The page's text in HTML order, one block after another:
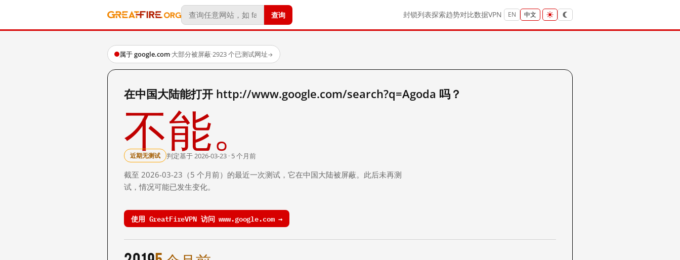
查询 封锁列表探索趋势对比数据VPN EN 中文
属于 google.com·大部分被屏蔽·2923 个已测试网址→
在中国大陆能打开 http://www.google.com/search?q=Agoda 吗？
不能。
近期无测试 判定基于 2026-03-23 · 5 个月前
截至 2026-03-23（5 个月前）的最近一次测试，它在中国大陆被屏蔽。此后未再测
试，情况可能已发生变化。
使用 GreatFireVPN 访问 www.google.com →